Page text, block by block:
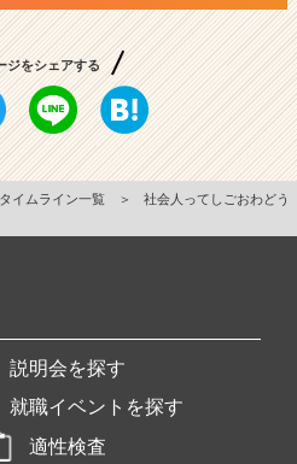
ジをシェアする
タイムライン一覧 ＞
社会人ってしごおわどう
説明会を探す
就職イベントを探す
適性検査